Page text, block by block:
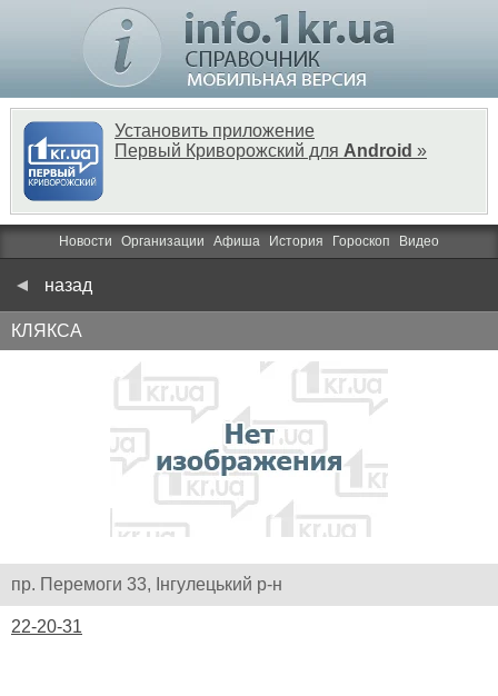
Установить приложение
Первый Криворожский для Android »
Новости Организации Афиша История Гороскоп Видео
назад
КЛЯКСА
пр. Перемоги 33, Інгулецький р-н
22-20-31